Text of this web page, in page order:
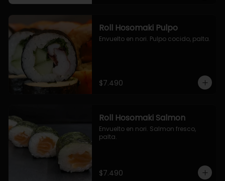
Roll Hosomaki Pulpo
Envuelto en nori. Pulpo cocido, palta.
$7.490
Roll Hosomaki Salmon
Envuelto en nori. Salmon fresco,
palta.
$7.490